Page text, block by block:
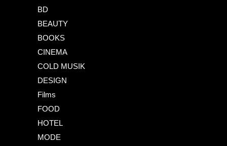
BD
BEAUTY
BOOKS
CINEMA
COLD MUSIK
DESIGN
Films
FOOD
HOTEL
MODE